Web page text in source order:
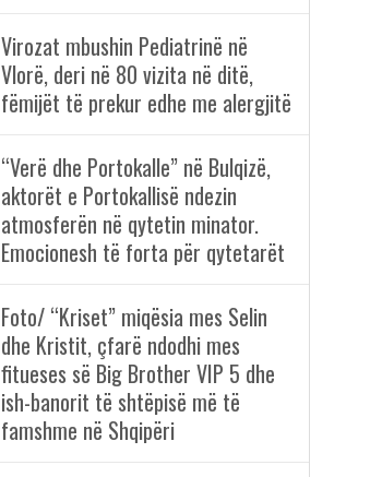
Virozat mbushin Pediatrinë në
Vlorë, deri në 80 vizita në ditë,
fëmijët të prekur edhe me alergjitë
“Verë dhe Portokalle” në Bulqizë,
aktorët e Portokallisë ndezin
atmosferën në qytetin minator.
Emocionesh të forta për qytetarët
Foto/ “Kriset” miqësia mes Selin
dhe Kristit, çfarë ndodhi mes
fitueses së Big Brother VIP 5 dhe
ish-banorit të shtëpisë më të
famshme në Shqipëri